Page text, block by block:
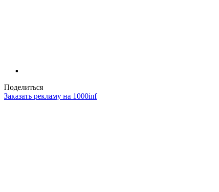
Поделиться
Заказать рекламу на 1000inf